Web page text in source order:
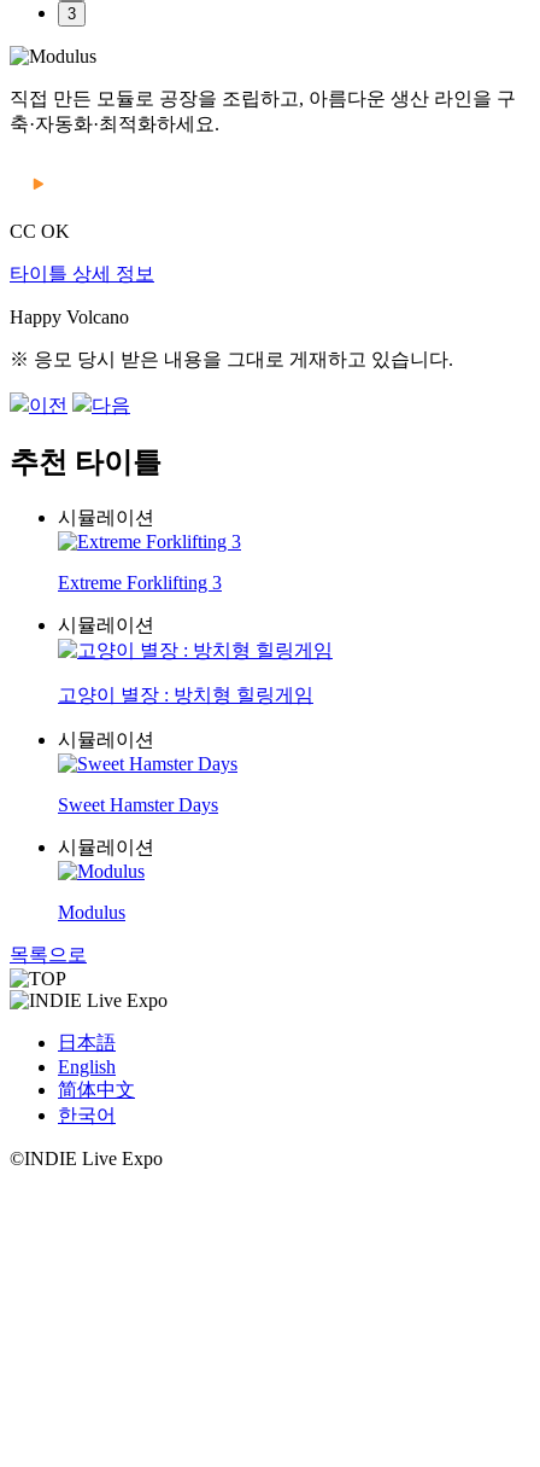
3
직접 만든 모듈로 공장을 조립하고, 아름다운 생산 라인을 구
축·자동화·최적화하세요.
CC OK
타이틀 상세 정보
Happy Volcano
※ 응모 당시 받은 내용을 그대로 게재하고 있습니다.
이전 다음
추천 타이틀
시뮬레이션
Extreme Forklifting 3
시뮬레이션
고양이 별장 : 방치형 힐링게임
시뮬레이션
Sweet Hamster Days
시뮬레이션
Modulus
목록으로
日本語
English
简体中文
한국어
©INDIE Live Expo